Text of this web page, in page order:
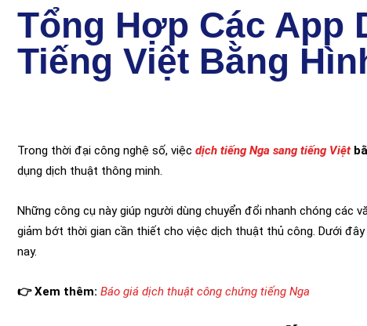
Tổng Hợp Các App
Tiếng Việt Bằng
Trong thời đại công nghệ số, việc dịch tiếng Nga sang tiếng Việt
dụng dịch thuật thông minh.
Những công cụ này giúp người dùng chuyển đổi nhanh chóng các
giảm bớt thời gian cần thiết cho việc dịch thuật thủ công. Dưới đây
nay.
👉 Xem thêm: Báo giá dịch thuật công chứng tiếng Nga